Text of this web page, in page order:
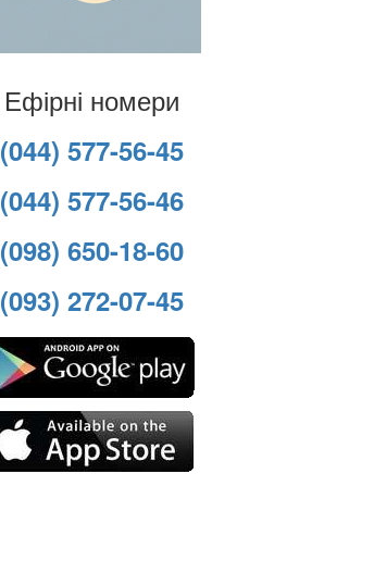
Ефірні номери
(044) 577-56-45
(044) 577-56-46
(098) 650-18-60
(093) 272-07-45